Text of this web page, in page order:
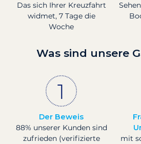
Das sich Ihrer Kreuzfahrt
widmet, 7 Tage die
Woche
Was sind unsere
Der Beweis
88% unserer Kunden sind
zufrieden (verifizierte
mit